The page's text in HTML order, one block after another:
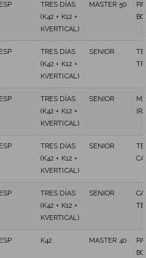
ESP
TRES DÍAS
(K42 + K12 +
KVERTICAL)
MASTER 50
ESP
TRES DÍAS
(K42 + K12 +
KVERTICAL)
SENIOR
ESP
TRES DÍAS
(K42 + K12 +
KVERTICAL)
SENIOR
ESP
TRES DÍAS
(K42 + K12 +
KVERTICAL)
SENIOR
ESP
TRES DÍAS
(K42 + K12 +
KVERTICAL)
SENIOR
ESP K42 MASTER 40